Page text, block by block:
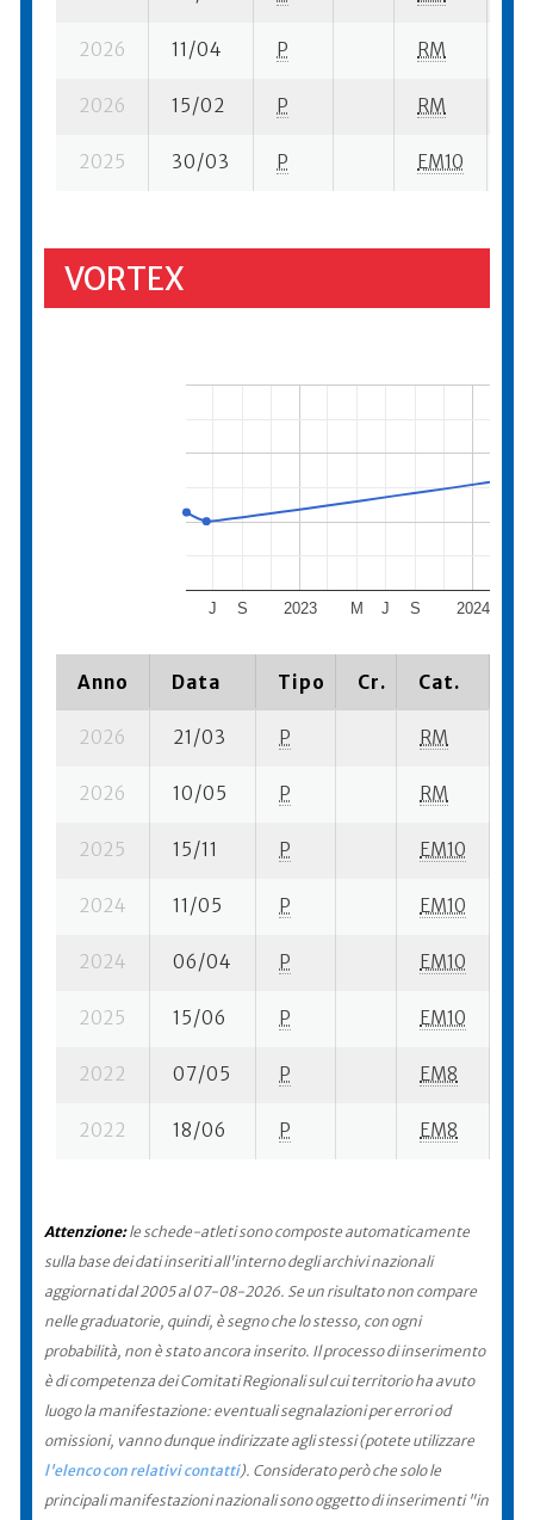
2026 11/04 P RM
2026 15/02 P RM
2025 30/03 P EM10
VORTEX
2023 2024
J S M J S
Anno Data Tipo Cr. Cat.
2026 21/03 P RM
2026 10/05 P RM
2025 15/11 P EM10
2024 11/05 P EM10
2024 06/04 P EM10
2025 15/06 P EM10
2022 07/05 P EM8
2022 18/06 P EM8
Attenzione:le schede-atleti sono composte automaticamente
sulla base dei dati inseriti all'interno degli archivi nazionali
aggiornati dal 2005 al 07-08-2026. Se un risultato non compare
nelle graduatorie, quindi, è segno che lo stesso, con ogni
probabilità, non è stato ancora inserito. Il processo di inserimento
è di competenza dei Comitati Regionali sul cui territorio ha avuto
luogo la manifestazione: eventuali segnalazioni per errori od
omissioni, vanno dunque indirizzate agli stessi (potete utilizzare
l'elenco con relativi contatti). Considerato però che solo le
principali manifestazioni nazionali sono oggetto di inserimenti "in